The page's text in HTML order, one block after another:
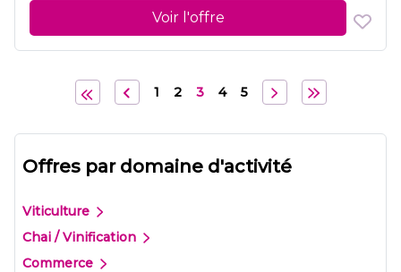
Voir l'offre
1 2 3 4 5
Offres par domaine d'activité
Viticulture
Chai / Vinification
Commerce